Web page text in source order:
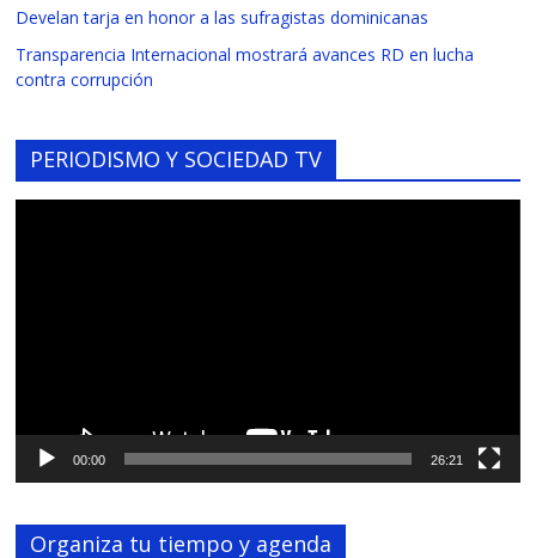
Develan tarja en honor a las sufragistas dominicanas
Transparencia Internacional mostrará avances RD en lucha
contra corrupción
PERIODISMO Y SOCIEDAD TV
00:00 26:21
Organiza tu tiempo y agenda